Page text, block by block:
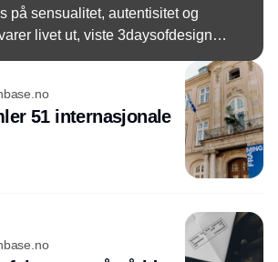
på sensualitet, autentisitet og
livet ut, viste 3daysofdesign
om opplevelser, fellesskap og
med mening.
51 internasjonale